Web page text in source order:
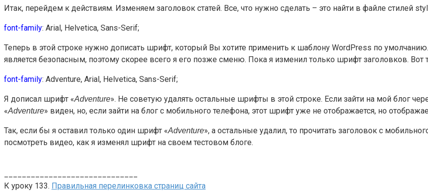
Итак, перейдем к действиям. Изменяем заголовок статей. Все, что нужно сделать – это найти в файле стилей
font-family: Arial, Helvetica, Sans-Serif;
Теперь в этой строке нужно дописать шрифт, который Вы хотите применить к шаблону WordPress по
является безопасным, поэтому скорее всего я его позже сменю. Пока я изменил только шрифт заголовков. Вот
font-family: Adventure, Arial, Helvetica, Sans-Serif;
Я дописал шрифт «Adventure». Не советую удалять остальные шрифты в этой строке. Если зайти на мой блог
«Adventure» виден, но, если зайти на блог с мобильного телефона, этот шрифт уже не отображается, но
Так, если бы я оставил только один шрифт «Adventure», а остальные удалил, то прочитать заголовок с
посмотреть видео, как я изменял шрифт на своем тестовом блоге.
К уроку 133. Правильная перелинковка страниц сайта